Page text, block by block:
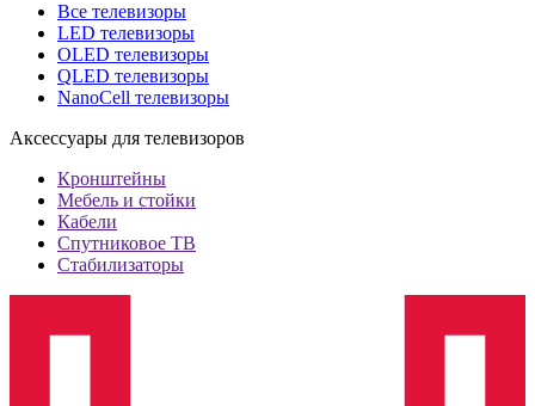
Все телевизоры
LED телевизоры
OLED телевизоры
QLED телевизоры
NanoCell телевизоры
Аксессуары для телевизоров
Кронштейны
Мебель и стойки
Кабели
Спутниковое ТВ
Стабилизаторы